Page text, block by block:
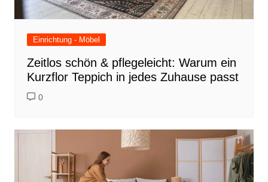
Einrichtung - Möbel
Zeitlos schön & pflegeleicht: Warum ein
Kurzflor Teppich in jedes Zuhause passt
0